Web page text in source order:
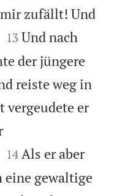
mir zufällt! Und


13 Und nach
der jüngere
reiste weg in
vergeudete er


14 Als er aber
eine gewaltige